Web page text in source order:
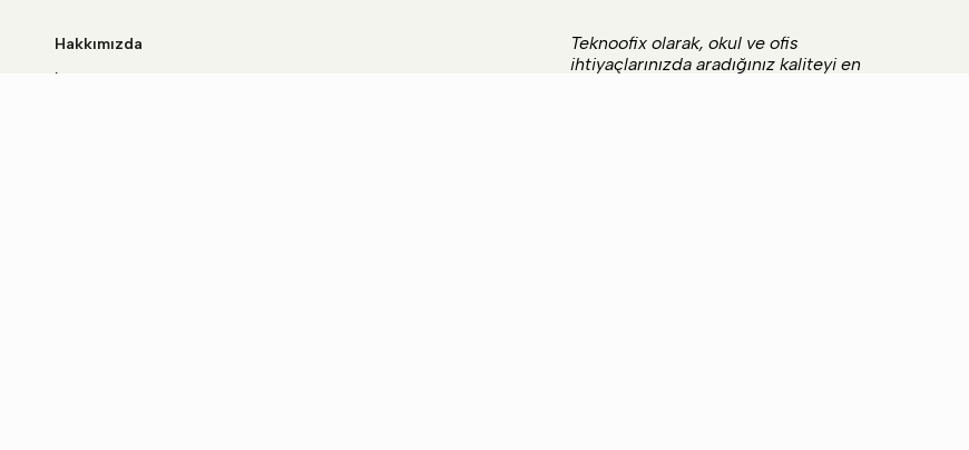
Hakkımızda
Teknoofix olarak, okul ve ofis
ihtiyaçlarınızda aradığınız kaliteyi en